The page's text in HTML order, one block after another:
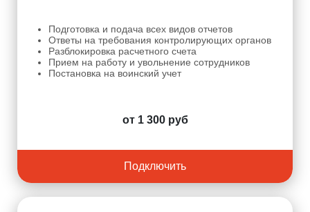
Подготовка и подача всех видов отчетов
Ответы на требования контролирующих органов
Разблокировка расчетного счета
Прием на работу и увольнение сотрудников
Постановка на воинский учет
от 1 300 руб
Подключить